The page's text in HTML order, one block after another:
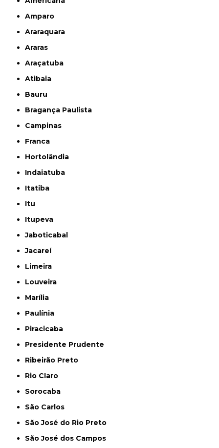
Amparo
Araraquara
Araras
Araçatuba
Atibaia
Bauru
Bragança Paulista
Campinas
Franca
Hortolândia
Indaiatuba
Itatiba
Itu
Itupeva
Jaboticabal
Jacareí
Limeira
Louveira
Marília
Paulínia
Piracicaba
Presidente Prudente
Ribeirão Preto
Rio Claro
Sorocaba
São Carlos
São José do Rio Preto
São José dos Campos